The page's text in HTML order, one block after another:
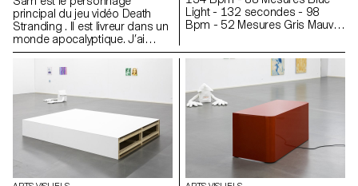
principal du jeu vidéo Death
Stranding . Il est livreur dans un
monde apocalyptique. J’ai
conduit Sam dans la montagne
enneigée, et sous un abri, je l’ai
endormi. Sam murmure de
temps en temps dans son
sommeil. « Just a little longer... ».
Parfois il respire fort. Sam dort
toujours, mais BB se réveille
souvent. Un orage gronde au
loin... ailleurs, une échelle a
commencé à se détériorer. Il se
passe quelque chose, et pas
Light - 132 secondes - 98
Bpm - 52 Mesures Gris Mauve
88 Mesures Summer Hit - 160
secondes - 160 Bpm - 108
Mesures PRNFS - 217
Secondes - 84 Bpm - 76
Mesures Rêve - 180 Secondes
- 115 Bpm - 88 Mesures
Bpm - 63 Mesures 1 syllabe =
1 Ligne est une traduction de
sept chansons en tableaux.